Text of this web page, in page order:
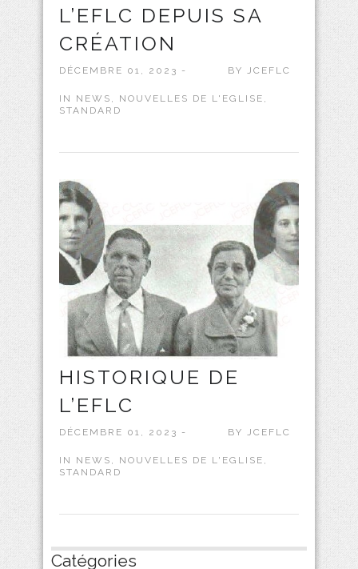
L’EFLC DEPUIS SA
CRÉATION
DÉCEMBRE 01, 2023 - BY JCEFLC
IN NEWS , NOUVELLES DE L'EGLISE ,
STANDARD
HISTORIQUE DE
L’EFLC
DÉCEMBRE 01, 2023 - BY JCEFLC
IN NEWS , NOUVELLES DE L'EGLISE ,
STANDARD
Catégories